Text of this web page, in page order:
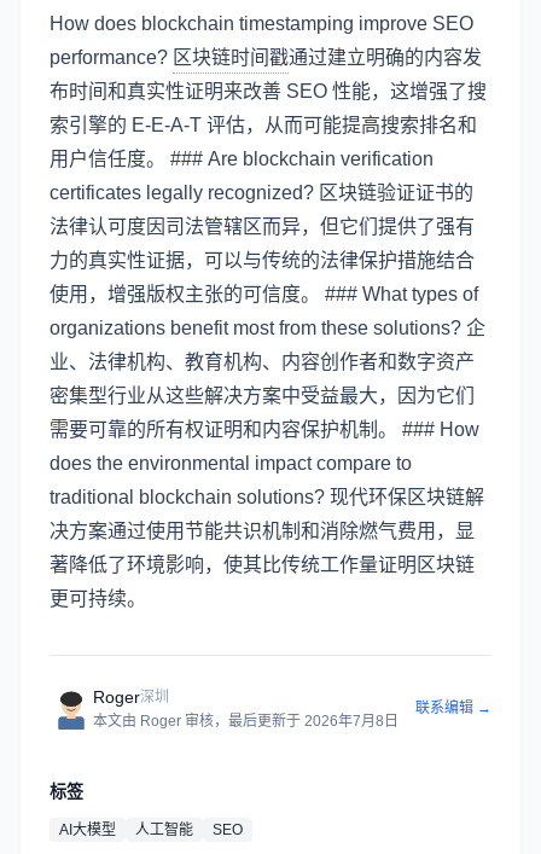
How does blockchain timestamping improve SEO
performance? 区块链时间戳通过建立明确的内容发
布时间和真实性证明来改善 SEO 性能，这增强了搜
索引擎的 E-E-A-T 评估，从而可能提高搜索排名和
用户信任度。 ### Are blockchain verification
certificates legally recognized? 区块链验证证书的
法律认可度因司法管辖区而异，但它们提供了强有
力的真实性证据，可以与传统的法律保护措施结合
使用，增强版权主张的可信度。 ### What types of
organizations benefit most from these solutions? 企
业、法律机构、教育机构、内容创作者和数字资产
密集型行业从这些解决方案中受益最大，因为它们
需要可靠的所有权证明和内容保护机制。 ### How
does the environmental impact compare to
traditional blockchain solutions? 现代环保区块链解
决方案通过使用节能共识机制和消除燃气费用，显
著降低了环境影响，使其比传统工作量证明区块链
更可持续。
Roger深圳
本文由 Roger 审核，最后更新于 2026年7月8日
联系编辑 →
标签
AI大模型 人工智能 SEO